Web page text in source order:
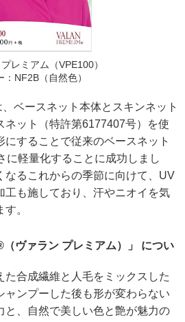
レミアム（VPE100）
：NF2B（自然色）
ベースネット本体とスキンネット
ネット（特許第6177407号）を使
にすることで従来のベースネット
に軽量化することに成功しまし
なるこれからの季節に向けて、UV
工も施しており、汗やニオイを気
。
ヴァラン プレミアム）」 につい
た合成繊維と人毛をミックスした
ンプーした後も形が変わらない
と、自然で美しい色と艶が魅力の